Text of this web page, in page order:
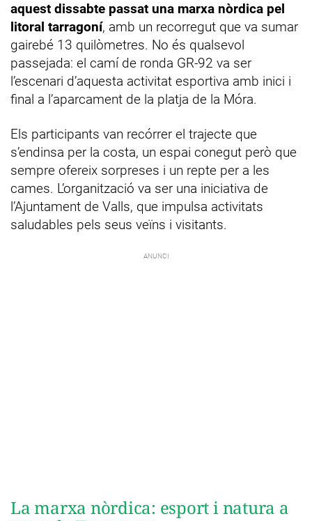
aquest dissabte passat una marxa nòrdica pel
litoral tarragoní, amb un recorregut que va sumar
gairebé 13 quilòmetres. No és qualsevol
passejada: el camí de ronda GR-92 va ser
l’escenari d’aquesta activitat esportiva amb inici i
final a l’aparcament de la platja de la Móra.
Els participants van recórrer el trajecte que
s’endinsa per la costa, un espai conegut però que
sempre ofereix sorpreses i un repte per a les
cames. L’organització va ser una iniciativa de
l’Ajuntament de Valls, que impulsa activitats
saludables pels seus veïns i visitants.
La marxa nòrdica: esport i natura a